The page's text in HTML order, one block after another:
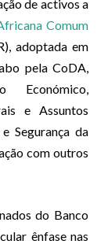
de activos a
Comum
adoptada em
pela CoDA,
Económico,
e Assuntos
Segurança da
com outros
do Banco
ênfase nas